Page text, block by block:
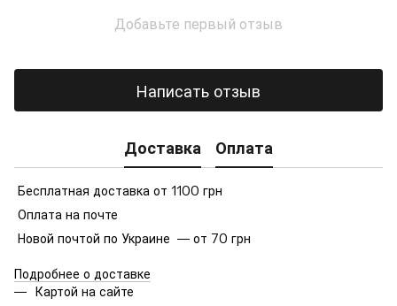
Добавьте первый отзыв
Написать отзыв
Доставка Оплата
Бесплатная доставка от 1100 грн
Оплата на почте
Новой почтой по Украине — от 70 грн
Подробнее о доставке
Картой на сайте